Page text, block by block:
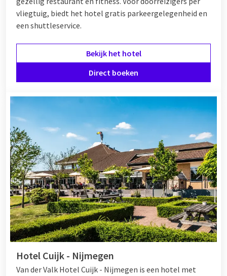
vliegtuig, biedt het hotel gratis parkeergelegenheid en
een shuttleservice.
Bekijk het hotel
Direct boeken
Hotel Cuijk - Nijmegen
Van der Valk Hotel Cuijk - Nijmegen is een hotel met